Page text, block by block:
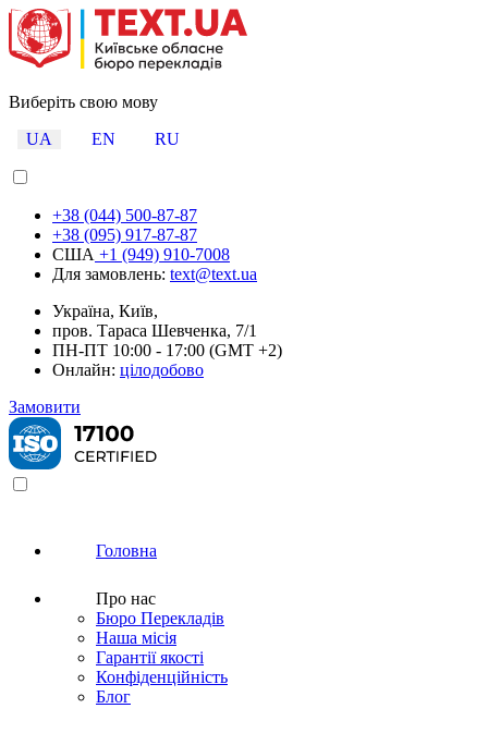
Виберіть свою мову
UA
EN RU
+38 (044) 500-87-87
+38 (095) 917-87-87
США +1 (949) 910-7008
Для замовлень: text@text.ua
Україна, Київ,
пров. Тараса Шевченка, 7/1
ПН-ПТ 10:00 - 17:00 (GMT +2)
Онлайн: цілодобово
Замовити
Головна
Про нас
Бюро Перекладів
Наша місія
Гарантії якості
Конфіденційність
Блог